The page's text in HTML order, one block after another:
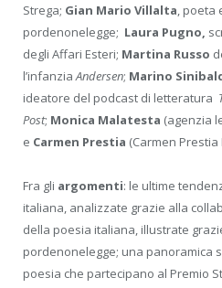
Strega; Gian Mario Villalta ,
pordenonelegge; Laura Pugno,
degli Affari Esteri; Martina Russo
l’infanzia Andersen; Marino
ideatore del podcast di letteratura
Post; Monica Malatesta (agenzia
e Carmen Prestia (Carmen Prestia
Fra gli argomenti: le ultime
italiana, analizzate grazie alla
della poesia italiana, illustrate
pordenonelegge; una panoramica
poesia che partecipano al Premio